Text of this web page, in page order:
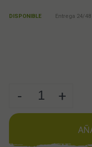
DISPONIBLE Entrega 24/
- +